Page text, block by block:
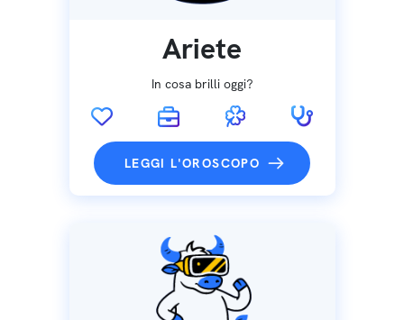
Ariete
In cosa brilli oggi?
LEGGI L'OROSCOPO